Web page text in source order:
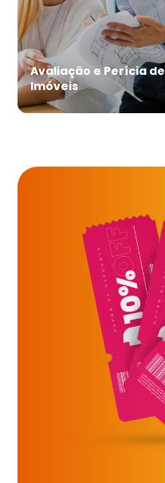
Avaliação e Perícia de
Imóveis